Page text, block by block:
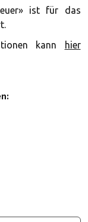
ist für das
kann
hier